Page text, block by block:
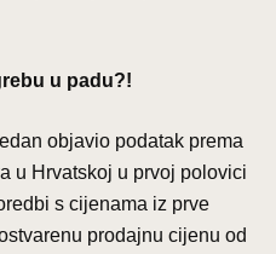
u padu?!
objavio podatak prema
u Hrvatskoj u prvoj polovici
s cijenama iz prve
prodajnu cijenu od